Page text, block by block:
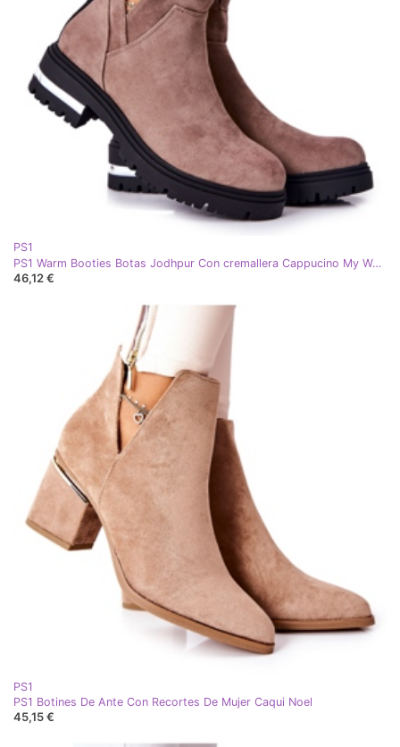
PS1
PS1 Warm Booties Botas Jodhpur Con cremallera Cappucino My Way caqui
46,12 €
PS1
PS1 Botines De Ante Con Recortes De Mujer Caqui Noel
45,15 €